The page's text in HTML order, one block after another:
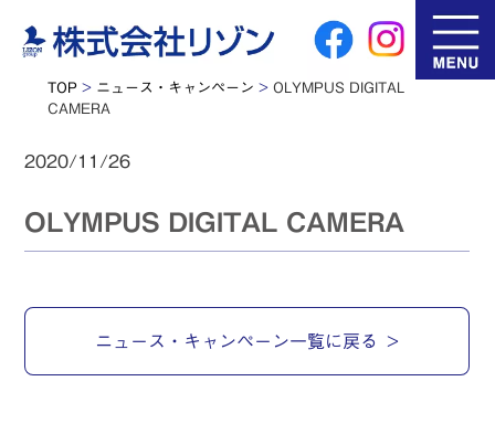
TOP > ニュース・キャンペーン >OLYMPUS DIGITAL
CAMERA
2020/11/26
OLYMPUS DIGITAL CAMERA
ニュース・キャンペーン一覧に戻る